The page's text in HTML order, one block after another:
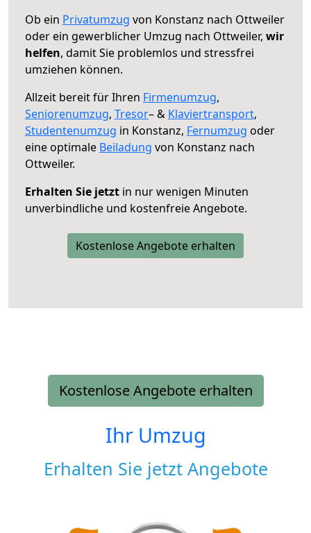
Ob ein Privatumzug von Konstanz nach Ottweiler
oder ein gewerblicher Umzug nach Ottweiler, wir
helfen, damit Sie problemlos und stressfrei
umziehen können.
Allzeit bereit für Ihren Firmenumzug,
Seniorenumzug, Tresor– & Klaviertransport,
Studentenumzug in Konstanz, Fernumzug oder
eine optimale Beiladung von Konstanz nach
Ottweiler.
Erhalten Sie jetzt in nur wenigen Minuten
unverbindliche und kostenfreie Angebote.
Kostenlose Angebote erhalten
Kostenlose Angebote erhalten
Ihr Umzug
Erhalten Sie jetzt Angebote